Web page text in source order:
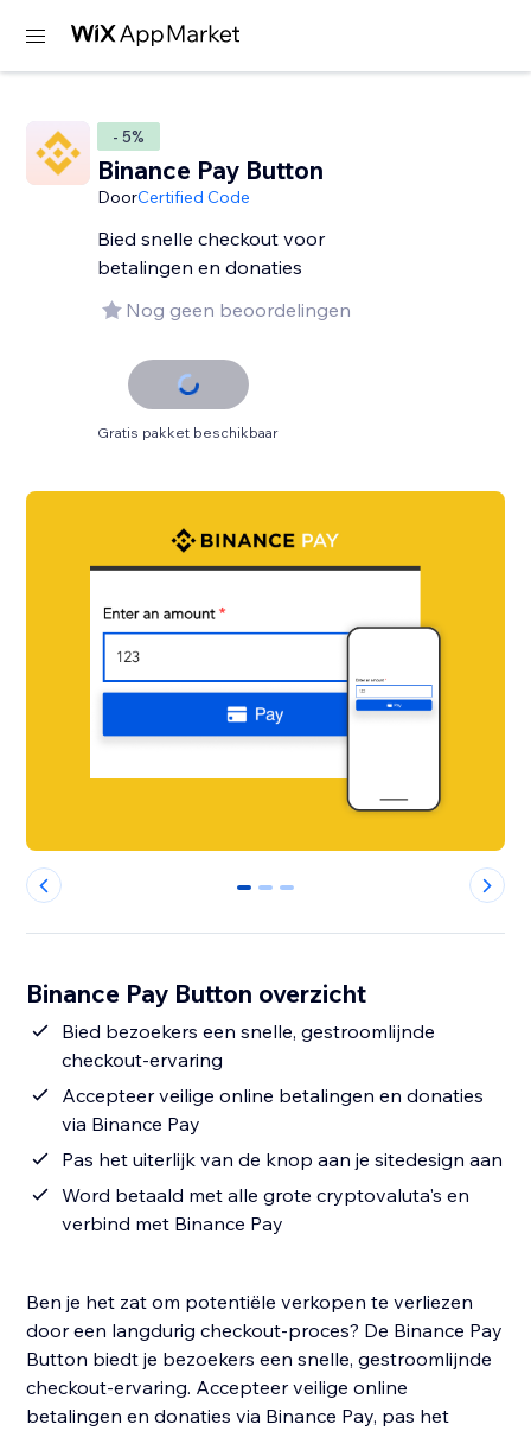
- 5%
Binance Pay Button
DoorCertified Code
Bied snelle checkout voor
betalingen en donaties
Nog geen beoordelingen
Gratis pakket beschikbaar
0 1 2
Binance Pay Button overzicht
Bied bezoekers een snelle, gestroomlijnde
checkout-ervaring
Accepteer veilige online betalingen en donaties
via Binance Pay
Pas het uiterlijk van de knop aan je sitedesign aan
Word betaald met alle grote cryptovaluta's en
verbind met Binance Pay
Ben je het zat om potentiële verkopen te verliezen
door een langdurig checkout-proces? De Binance Pay
Button biedt je bezoekers een snelle, gestroomlijnde
checkout-ervaring. Accepteer veilige online
betalingen en donaties via Binance Pay, pas het